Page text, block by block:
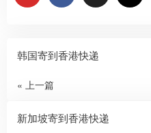
韩国寄到香港快递
« 上一篇
新加坡寄到香港快递